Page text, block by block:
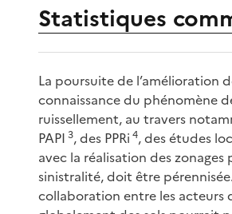
Statistiques
La poursuite de l’amélioration
connaissance du phénomène
ruissellement, au travers
PAPI 3, des PPRi 4, des études
avec la réalisation des zonages
sinistralité, doit être
collaboration entre les acteurs